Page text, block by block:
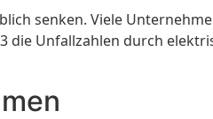
senken. Viele
Unfallzahlen durch